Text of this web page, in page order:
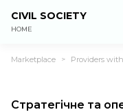
CIVIL SOCIETY
HOME
Marketplace > Providers
Стратегічне та